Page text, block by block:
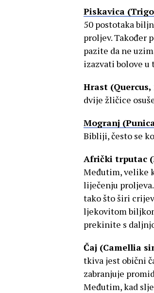
Piskavica
50 postotaka
proljev. Također
pazite da ne
izazvati bolove u
Hrast
dvije žličice
Mogranj
Bibliji, često se
Afrički trputac
Međutim, velike
liječenju
tako što širi
ljekovitom
prekinite s
Čaj (Camellia
tkiva jest obični
zabranjuje
Međutim, kad